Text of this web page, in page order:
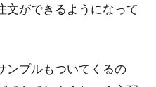
文ができるようになって
ンプルもついてくるの